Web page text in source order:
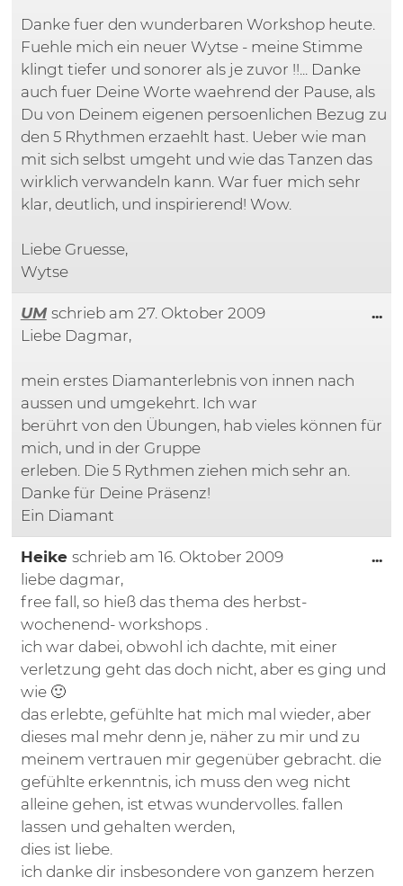
Danke fuer den wunderbaren Workshop heute.
Fuehle mich ein neuer Wytse - meine Stimme
klingt tiefer und sonorer als je zuvor !!... Danke
auch fuer Deine Worte waehrend der Pause, als
Du von Deinem eigenen persoenlichen Bezug zu
den 5 Rhythmen erzaehlt hast. Ueber wie man
mit sich selbst umgeht und wie das Tanzen das
wirklich verwandeln kann. War fuer mich sehr
klar, deutlich, und inspirierend! Wow.
Liebe Gruesse,
Wytse
UM schrieb am 27. Oktober 2009
Liebe Dagmar,
mein erstes Diamanterlebnis von innen nach
aussen und umgekehrt. Ich war
berührt von den Übungen, hab vieles können für
mich, und in der Gruppe
erleben. Die 5 Rythmen ziehen mich sehr an.
Danke für Deine Präsenz!
Ein Diamant
...
Heike schrieb am 16. Oktober 2009
liebe dagmar,
free fall, so hieß das thema des herbst-
wochenend- workshops .
ich war dabei, obwohl ich dachte, mit einer
verletzung geht das doch nicht, aber es ging und
wie 🙂
das erlebte, gefühlte hat mich mal wieder, aber
dieses mal mehr denn je, näher zu mir und zu
meinem vertrauen mir gegenüber gebracht. die
gefühlte erkenntnis, ich muss den weg nicht
alleine gehen, ist etwas wundervolles. fallen
lassen und gehalten werden,
dies ist liebe.
ich danke dir insbesondere von ganzem herzen
...